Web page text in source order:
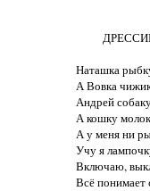
Наташка
А Вовка
Андрей
А кошку
А у меня ни
Учу я
Включаю,
Всё понимает